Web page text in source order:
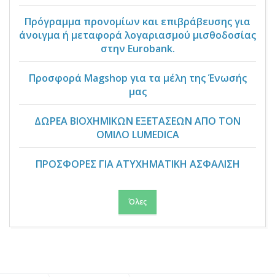
Πρόγραμμα προνομίων και επιβράβευσης για
άνοιγμα ή μεταφορά λογαριασμού μισθοδοσίας
στην Eurobank.
Προσφορά Magshop για τα μέλη της Ένωσής
μας
ΔΩΡΕΑ ΒΙΟΧΗΜΙΚΩΝ ΕΞΕΤΑΣΕΩΝ ΑΠΟ ΤΟΝ
ΟΜΙΛΟ LUMEDICA
ΠΡΟΣΦΟΡΕΣ ΓΙΑ ΑΤΥΧΗΜΑΤΙΚΗ ΑΣΦΑΛΙΣΗ
Όλες